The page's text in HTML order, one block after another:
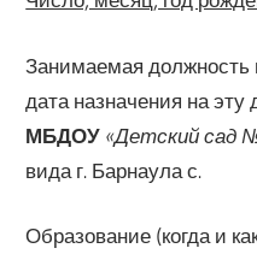
Занимаемая
дата назначения на эту
МБДОУ «Детский сад
вида г. Барнаула с.
Образование (когда и